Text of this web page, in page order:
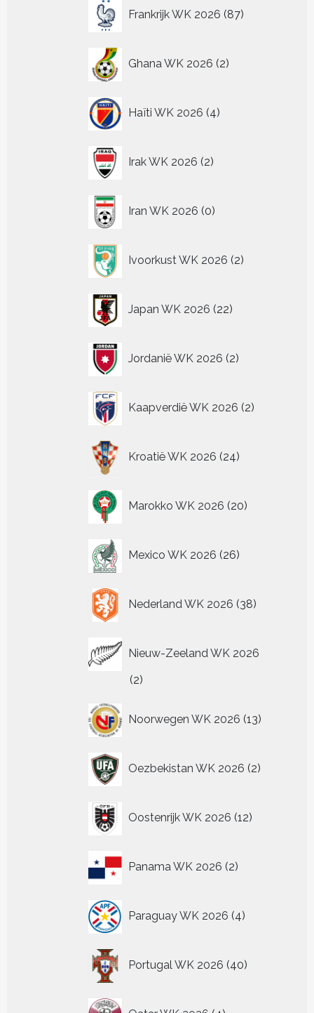
Frankrijk WK 2026 87
producten
Ghana WK 2026 2
producten
Haïti WK 2026 4
producten
Irak WK 2026 2
producten
Iran WK 2026 0
producten
Ivoorkust WK 2026 2
producten
Japan WK 2026 22
producten
Jordanië WK 2026 2
producten
Kaapverdië WK 2026 2
producten
Kroatië WK 2026 24
producten
Marokko WK 2026 20
producten
Mexico WK 2026 26
producten
Nederland WK 2026 38
producten
Nieuw-Zeeland WK 2026
22
Noorwegen WK 2026 13
producten
Oezbekistan WK 2026 2
producten
Oostenrijk WK 2026 12
producten
Panama WK 2026 2
producten
Paraguay WK 2026 4
producten
Portugal WK 2026 40
producten